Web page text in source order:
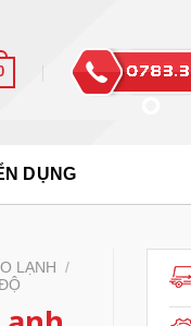
DỤNG
LẠNH
/